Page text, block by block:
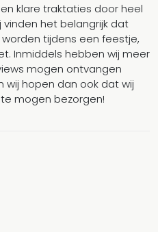
en klare traktaties door heel
vinden het belangrijk dat
tijdens een feestje,
Inmiddels hebben wij meer
mogen ontvangen
hopen dan ook dat wij
mogen bezorgen!